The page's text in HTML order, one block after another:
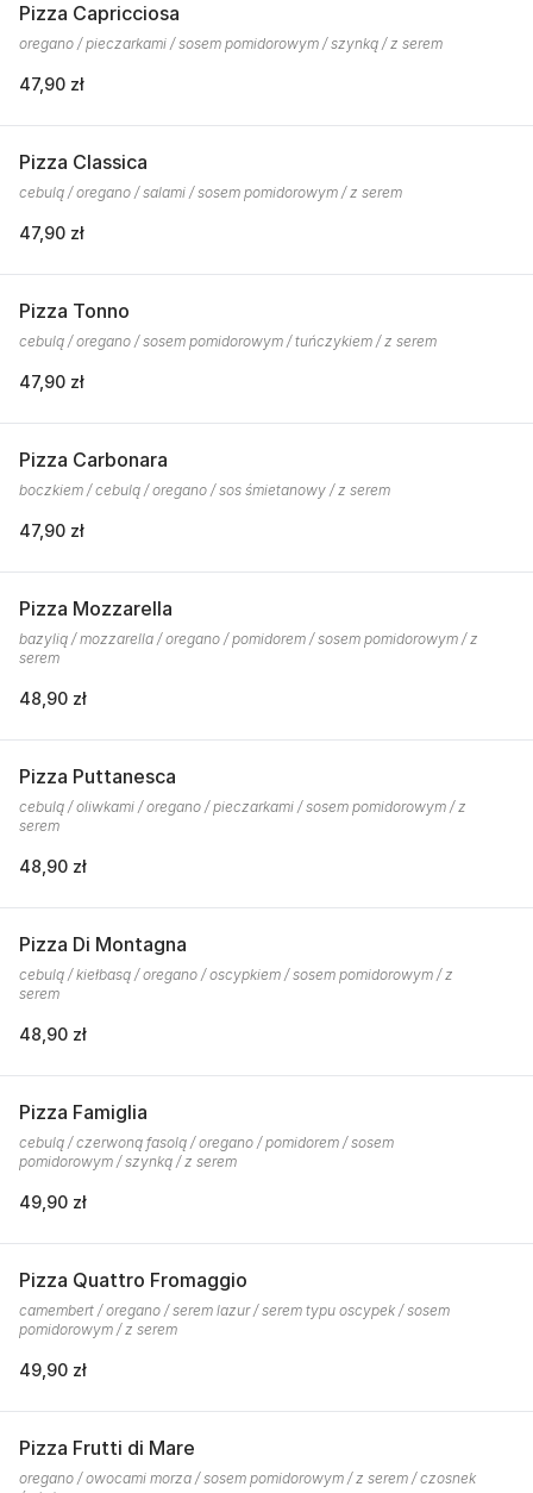
Pizza Capricciosa
oregano / pieczarkami / sosem pomidorowym / szynką / z serem
47,90 zł
Pizza Classica
cebulą / oregano / salami / sosem pomidorowym / z serem
47,90 zł
Pizza Tonno
cebulą / oregano / sosem pomidorowym / tuńczykiem / z serem
47,90 zł
Pizza Carbonara
boczkiem / cebulą / oregano / sos śmietanowy / z serem
47,90 zł
Pizza Mozzarella
bazylią / mozzarella / oregano / pomidorem / sosem pomidorowym / z
serem
48,90 zł
Pizza Puttanesca
cebulą / oliwkami / oregano / pieczarkami / sosem pomidorowym / z
serem
48,90 zł
Pizza Di Montagna
cebulą / kiełbasą / oregano / oscypkiem / sosem pomidorowym / z
serem
48,90 zł
Pizza Famiglia
cebulą / czerwoną fasolą / oregano / pomidorem / sosem
pomidorowym / szynką / z serem
49,90 zł
Pizza Quattro Fromaggio
camembert / oregano / serem lazur / serem typu oscypek / sosem
pomidorowym / z serem
49,90 zł
Pizza Frutti di Mare
oregano / owocami morza / sosem pomidorowym / z serem / czosnek